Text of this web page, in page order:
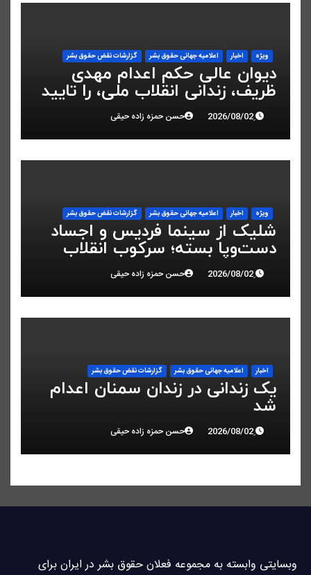
ویژه اخبار اعلاميه جهانی حقوق بشر گزارشات نقض حقوق بشر
دیوان عالی حکم اعدام مهدی
ظریف، زندانی انقلاب ملی، را تایید
کرد حسن حمزه زاده حیقی
ویژه اخبار اعلاميه جهانی حقوق بشر گزارشات نقض حقوق بشر
شلیک از سینما فردیس و اجساد
دست‌وپا بسته؛ سرکوب انقلاب
ملی در البرز حسن حمزه زاده حیقی
اخبار اعلاميه جهانی حقوق بشر گزارشات نقض حقوق بشر
یک زندانی در زندان سمنان اعدام
شد
حسن حمزه زاده حیقی
وبسايتى وابسته به مجموعه فعلان حقوق بشر در ایران برای